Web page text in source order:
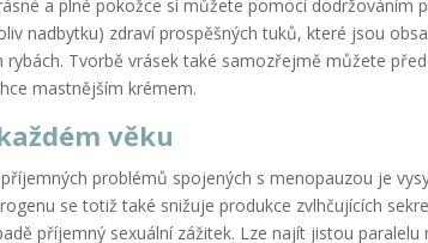
a plné pokožce si můžete pomoci dodržováním
nadbytku) zdraví prospěšných tuků, které jsou
rybách. Tvorbě vrásek také samozřejmě můžete
mastnějším krémem.
věku
problémů spojených s menopauzou je
se totiž také snižuje produkce zvlhčujících
příjemný sexuální zážitek. Lze najít jistou paralelu